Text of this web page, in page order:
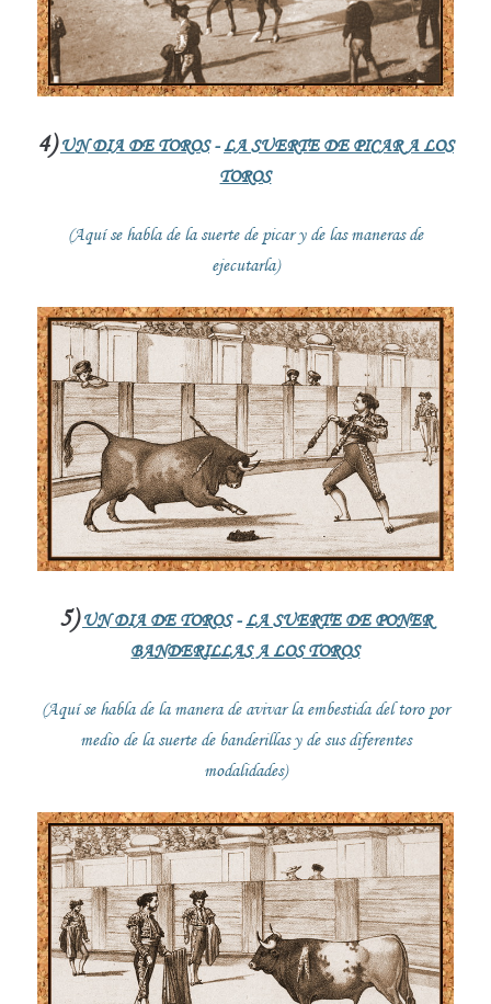
4)UN DIA DE TOROS-LA SUERTE DE PICAR A LOS
TOROS
(Aquí se habla de la suerte de picar y de las maneras de
ejecutarla)
5)UN DIA DE TOROS-LA SUERTE DE PONER
BANDERILLAS A LOS TOROS
(Aquí se habla de la manera de avivar la embestida del toro por
medio de la suerte de banderillas y de sus diferentes
modalidades)